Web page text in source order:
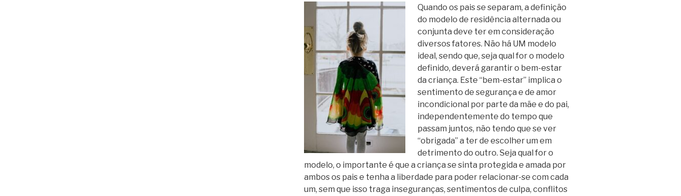
Quando os pais se separam, a definição
do modelo de residência alternada ou
conjunta deve ter em consideração
diversos fatores. Não há UM modelo
ideal, sendo que, seja qual for o modelo
definido, deverá garantir o bem-estar
da criança. Este “bem-estar” implica o
sentimento de segurança e de amor
incondicional por parte da mãe e do pai,
independentemente do tempo que
passam juntos, não tendo que se ver
“obrigada” a ter de escolher um em
detrimento do outro. Seja qual for o
modelo, o importante é que a criança se sinta protegida e amada por
ambos os pais e tenha a liberdade para poder relacionar-se com cada
um, sem que isso traga inseguranças, sentimentos de culpa, conflitos